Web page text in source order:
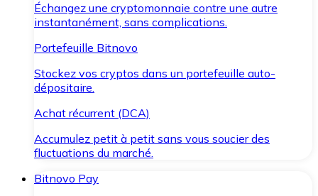
Échangez une cryptomonnaie contre une autre
instantanément, sans complications.
Portefeuille Bitnovo
Stockez vos cryptos dans un portefeuille auto-
dépositaire.
Achat récurrent (DCA)
Accumulez petit à petit sans vous soucier des
fluctuations du marché.
Bitnovo Pay